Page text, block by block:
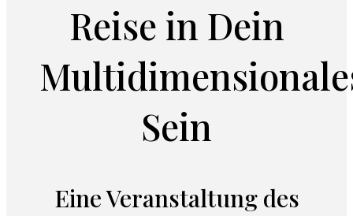
Reise in Dein
Sein
Eine Veranstaltung des